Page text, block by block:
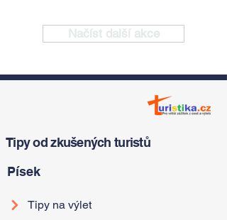
Načíst další akce
Tipy od zkušených turistů
Písek
Tipy na výlet